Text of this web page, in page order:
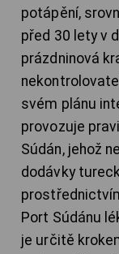
potápění,
před 30 lety v
prázdninová
svém plánu
provozuje
Súdán, jehož
dodávky
Port Súdánu
je určitě